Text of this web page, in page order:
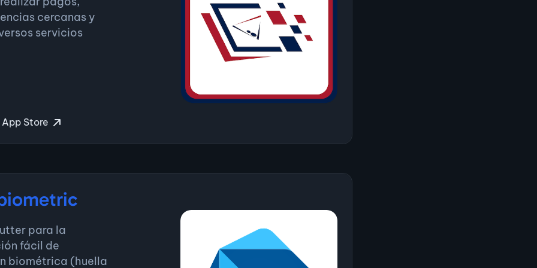
cercanas y
servicios
App Store
para la
fácil de
biométrica (huella